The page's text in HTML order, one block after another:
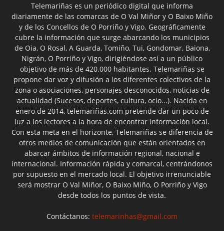
Telemariñas es un periódico digital que informa
diariamente de las comarcas de O Val Miñor y O Baixo Miño
y de los Concellos de O Porriño y Vigo. Geográficamente
cubre la información que surge abarcando los municipios
de Oia, O Rosal, A Guarda, Tomiño, Tui, Gondomar, Baiona,
Nigrán, O Porriño y Vigo, dirigiéndose así a un público
objetivo de más de 420.000 habitantes. Telemariñas se
propone dar voz y difusión a los diferentes colectivos de la
zona o asociaciones, personajes desconocidos, noticias de
actualidad (Sucesos, deportes, cultura, ocio...). Nacida en
enero de 2014, telemariñas.com pretende dar un poco de
luz a los lectores a la hora de encontrar información local.
Con esta meta en el horizonte, Telemariñas se diferencia de
otros medios de comunicación que están orientados en
abarcar ámbitos de información regional, nacional e
internacional. Información rápida y comarcal, centrándonos
por supuesto en el mercado local. El objetivo irrenunciable
será mostrar O Val Miñor, O Baixo Miño, O Porriño y Vigo
desde todos los puntos de vista.
Contáctanos: telemarinhas@gmail.com